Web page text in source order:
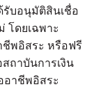
รับอนุมัติสินเชื่อ
โดยเฉพาะ
ชีพอิสระ หรือฟรี
ถาบันการเงิน
อาชีพอิสระ